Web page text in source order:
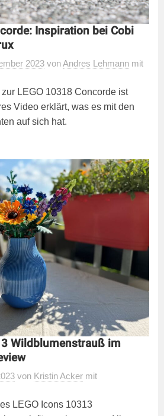
Inspiration bei Cobi
2023 vonAndres Lehmann mit
LEGO 10318 Concorde ist
Video erklärt, was es mit den
auf sich hat.
Wildblumenstrauß im
von Kristin Acker mit
LEGO Icons 10313